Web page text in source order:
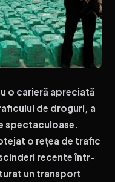
o carieră apreciată
de droguri, a
spectaculoase.
o rețea de trafic
recente într-
un transport